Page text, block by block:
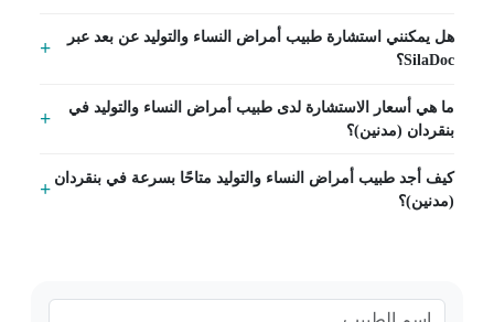
هل يمكنني استشارة طبيب أمراض النساء والتوليد عن بعد عبر
SilaDoc؟
ما هي أسعار الاستشارة لدى طبيب أمراض النساء والتوليد في
بنقردان (مدنين)؟
كيف أجد طبيب أمراض النساء والتوليد متاحًا بسرعة في بنقردان
(مدنين)؟